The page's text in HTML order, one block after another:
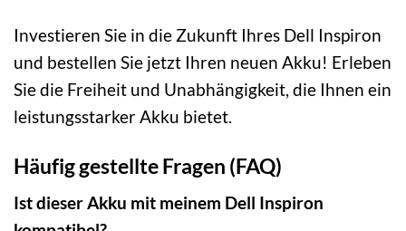
Investieren Sie in die Zukunft Ihres Dell Inspiron
und bestellen Sie jetzt Ihren neuen Akku! Erleben
Sie die Freiheit und Unabhängigkeit, die Ihnen ein
leistungsstarker Akku bietet.
Häufig gestellte Fragen (FAQ)
Ist dieser Akku mit meinem Dell Inspiron